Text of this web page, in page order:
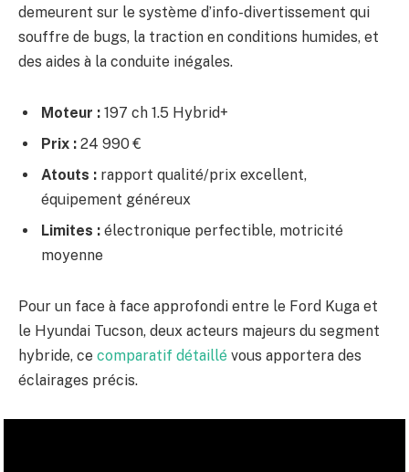
demeurent sur le système d’info-divertissement qui
souffre de bugs, la traction en conditions humides, et
des aides à la conduite inégales.
Moteur : 197 ch 1.5 Hybrid+
Prix : 24 990 €
Atouts : rapport qualité/prix excellent,
équipement généreux
Limites : électronique perfectible, motricité
moyenne
Pour un face à face approfondi entre le Ford Kuga et
le Hyundai Tucson, deux acteurs majeurs du segment
hybride, ce comparatif détaillé vous apportera des
éclairages précis.